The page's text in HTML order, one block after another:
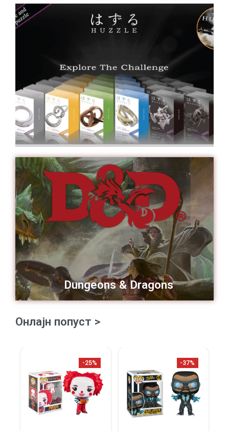
Dungeons & Dragons
Онлајн попуст >
-25% -37%